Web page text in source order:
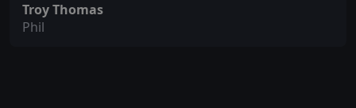
Troy Thomas
Phil